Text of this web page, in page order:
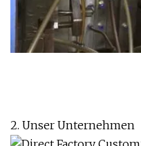
2. Unser Unternehmen